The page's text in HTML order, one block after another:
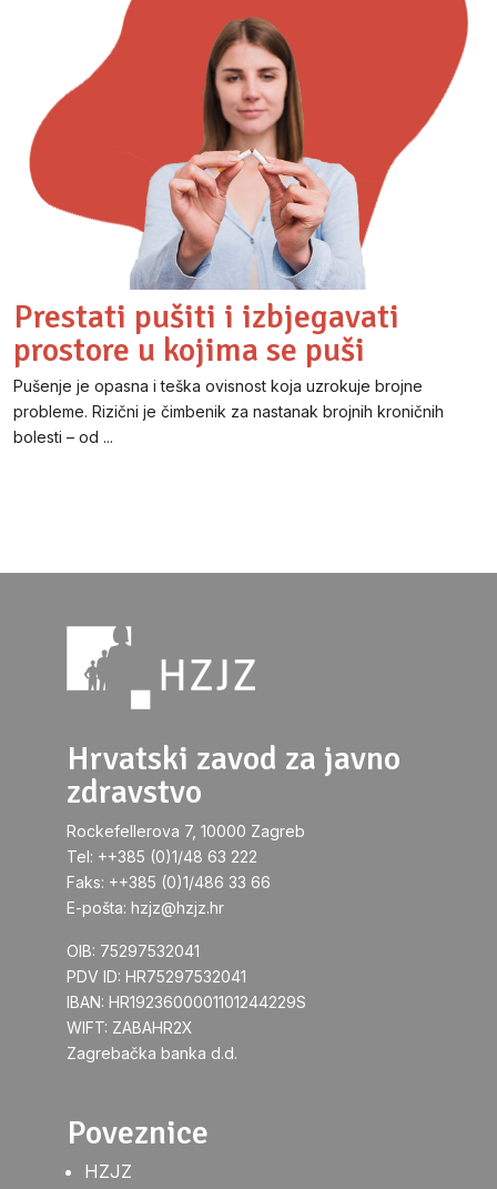
Prestati pušiti i izbjegavati
prostore u kojima se puši
Pušenje je opasna i teška ovisnost koja uzrokuje brojne
probleme. Rizični je čimbenik za nastanak brojnih kroničnih
bolesti – od ...
Hrvatski zavod za javno
zdravstvo
Rockefellerova 7, 10000 Zagreb
Tel: ++385 (0)1/48 63 222
Faks: ++385 (0)1/486 33 66
E-pošta: hzjz@hzjz.hr
OIB: 75297532041
PDV ID: HR75297532041
IBAN: HR1923600001101244229S
WIFT: ZABAHR2X
Zagrebačka banka d.d.
Poveznice
HZJZ